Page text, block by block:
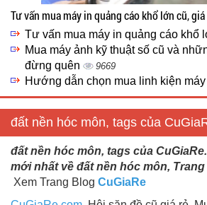
Tư vấn mua máy in quảng cáo khổ lớn cũ, giá
Tư vấn mua máy in quảng cáo khổ
Mua máy ảnh kỹ thuật số cũ và
đừng quên
9669
Hướng dẫn chọn mua linh kiện
đất nền hóc môn, tags của
đất nền hóc môn, tags của
mới nhất về đất nền hóc môn, Trang
Xem Trang Blog CuGiaRe